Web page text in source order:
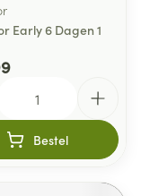
Early 6 Dagen 1
Bestel